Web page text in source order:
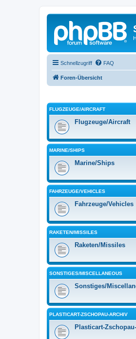
Schnellzugriff FAQ
Foren-Übersicht
FLUGZEUGE/AIRCRAFT
Flugzeuge/Aircraft
MARINE/SHIPS
Marine/Ships
FAHRZEUGE/VEHICLES
Fahrzeuge/Vehicles
RAKETEN/MISSILES
Raketen/Missiles
SONSTIGES/MISCELLANEOUS
Sonstiges/
PLASTICART-ZSCHOPAU-ARCHIV
Plasticart-